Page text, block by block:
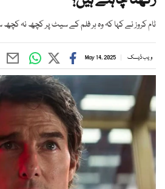
ٹام کروز نے کہا کہ وہ ہر فلم کے سیٹ پر کچھ نہ
ویب ڈیسک May 14, 2025